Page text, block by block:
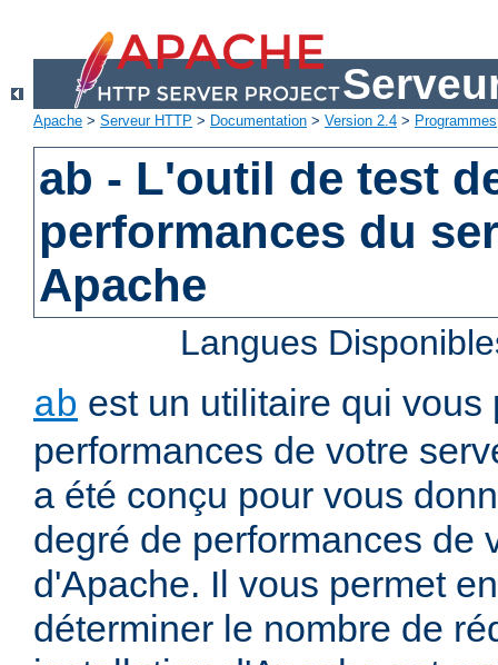
Apache > Serveur HTTP > Documentation > Version 2.4 > Programmes
ab - L'outil de test
performances du
Apache
Langues
ab est un utilitaire qui vous
performances de votre
a été conçu pour vous
degré de performances de
d'Apache. Il vous permet
déterminer le nombre de